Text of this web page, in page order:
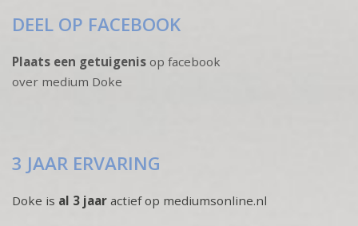
DEEL OP FACEBOOK
Plaats een getuigenis op facebook
over medium Doke
3 JAAR ERVARING
Doke is al 3 jaar actief op mediumsonline.nl